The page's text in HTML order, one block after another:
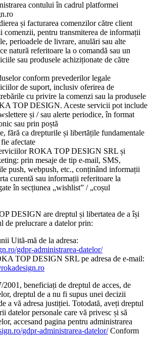
contului în cadrul platformei
și facturarea comenzilor către client
pentru transmiterea de informații
perioadele de livrare, anulări sau alte
natură referitoare la o comandă sau un
sau produsele achiziționate de către
conform prevederilor legale
de suport, inclusiv oferirea de
cu privire la comenzi sau la produsele
TOP DESIGN. Aceste servicii pot include
și / sau alerte periodice, în format
sau prin poștă
fără ca drepturile și libertățile fundamentale
afectate
ROKA TOP DESIGN SRL și
prin mesaje de tip e-mail, SMS,
push, webpush, etc., conținând informații
curentă sau informații referitoare la
în secțiunea „wishlist” / „coșul
DESIGN are dreptul și libertatea de a își
de prelucrare a datelor prin:
Uită-mă de la adresa:
gdpr-administrarea-datelor/
TOP DESIGN SRL pe adresa de e-mail:
beneficiați de dreptul de acces, de
dreptul de a nu fi supus unei decizii
a vă adresa justiției. Totodată, aveți dreptul
datelor personale care vă privesc și să
accesand pagina pentru administrarea
gdpr-administrarea-datelor/Conform